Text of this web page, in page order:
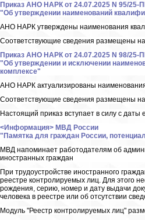
Приказ АНО НАРК от 24.07.2025 N 95/25-
"Об утверждении наименований
АНО НАРК утверждены наименования
Соответствующие сведения размещены
Приказ АНО НАРК от 24.07.2025 N 98/25-
"Об утверждении и исключении
комплексе"
АНО НАРК актуализированы наименования
Соответствующие сведения размещены
Настоящий приказ вступает в силу с даты
<Информация> МВД России
"Памятка для граждан России,
МВД напоминает работодателям об
иностранных граждан
При трудоустройстве иностранного
реестре контролируемых лиц. Для этого
рождения, серию, номер и дату выдачи
человека в реестре или об отсутствии
Модуль "Реестр контролируемых лиц"